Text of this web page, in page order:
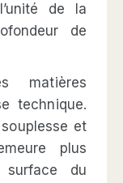
de la
de
matières
technique.
et
plus
du